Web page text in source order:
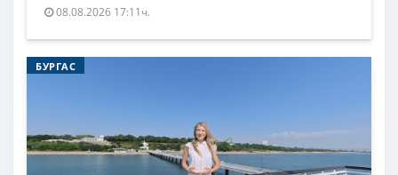
08.08.2026 17:11ч.
БУРГАС